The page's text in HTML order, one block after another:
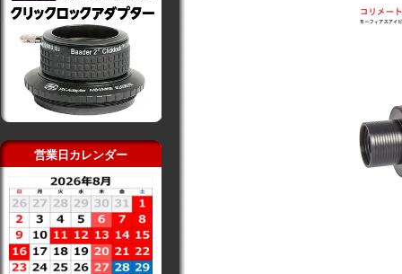
営業日カレンダー